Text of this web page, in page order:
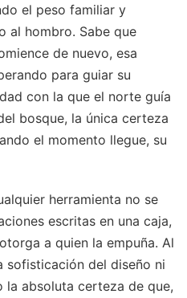
el peso familiar y
al hombro. Sabe que
de nuevo, esa
para guiar su
con la que el norte guía
bosque, la única certeza
el momento llegue, su
herramienta no se
escritas en una caja,
a quien la empuña. Al
sofisticación del diseño ni
la absoluta certeza de que,